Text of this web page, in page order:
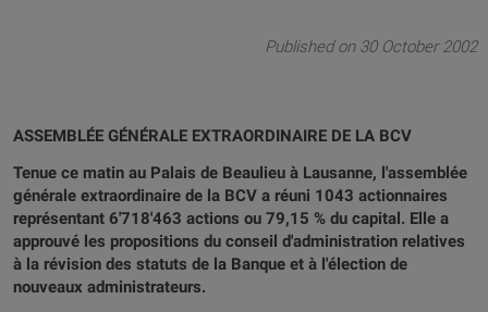
Published on 30 October 2002
ASSEMBLÉE GÉNÉRALE EXTRAORDINAIRE DE LA BCV
Tenue ce matin au Palais de Beaulieu à Lausanne, l'assemblée
générale extraordinaire de la BCV a réuni 1043 actionnaires
représentant 6'718'463 actions ou 79,15 % du capital. Elle a
approuvé les propositions du conseil d'administration relatives
à la révision des statuts de la Banque et à l'élection de
nouveaux administrateurs.